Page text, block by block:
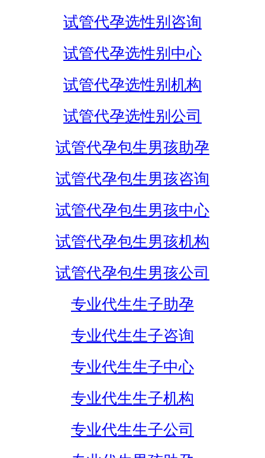
试管代孕选性别咨询
试管代孕选性别中心
试管代孕选性别机构
试管代孕选性别公司
试管代孕包生男孩助孕
试管代孕包生男孩咨询
试管代孕包生男孩中心
试管代孕包生男孩机构
试管代孕包生男孩公司
专业代生生子助孕
专业代生生子咨询
专业代生生子中心
专业代生生子机构
专业代生生子公司